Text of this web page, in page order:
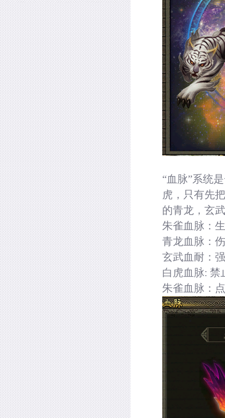
“血脉”系统
虎，只有先
的青龙，玄
朱雀血脉：
青龙血脉：
玄武血耐：
白虎血脉: 禁
朱雀血脉：